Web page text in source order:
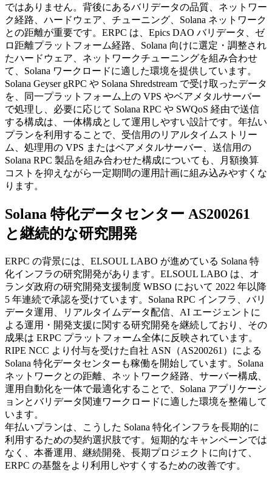
ではありません。背後にあるバリデータの品質、ネットワー
ク経路、ハードウェア、チューニング、Solana ネットワーク
との距離が重要です。ERPC は、Epics DAO バリデータ、ゼ
ロ距離プラットフォーム経路、Solana 向けに選定・調整され
たハードウェア、ネットワークチューニングを組み合わせ
て、Solana ワークロードに適した環境を提供しています。
Solana Geyser gRPC や Solana Shredstream で受け取ったデータ
を、同一プラットフォーム上の VPS やベアメタルサーバー
で処理し、必要に応じて Solana RPC や SWQoS 経由で送信
する構成は、一体構成として運用しやすい設計です。年払い
プランを利用することで、受信用のリアルタイムストリー
ム、処理用の VPS またはベアメタルサーバー、送信用の
Solana RPC 製品を組み合わせた構成についても、月額換算
コストを抑えながら一定期間の運用計画に組み込みやすくな
ります。
Solana 特化データセンター AS200261
と継続的な研究開発
ERPC の背景には、ELSOUL LABO が進めている Solana 特
化インフラの研究開発があります。ELSOUL LABO は、オ
ランダ政府の研究開発支援制度 WBSO において 2022 年以降
5 年連続で承認を受けています。Solana RPC インフラ、バリ
データ運用、リアルタイムデータ配信、AI エージェントに
よる運用・開発支援に関する研究開発を継続しており、その
成果は ERPC プラットフォーム全体に反映されています。
RIPE NCC より付与を受けた自社 ASN（AS200261）による
Solana 特化データセンターも稼働を開始しています。Solana
ネットワークとの距離、ネットワーク経路、サーバー構成、
運用自動化を一体で最適化することで、Solana アプリケーシ
ョンとバリデータ関連ワークロードに適した環境を整備して
います。
年払いプランは、こうした Solana 特化インフラを長期的に
利用するための契約選択肢です。短期的なキャンペーンでは
なく、本番運用、継続開発、長期プロジェクトに向けて、
ERPC の基盤をより利用しやすくするための改善です。